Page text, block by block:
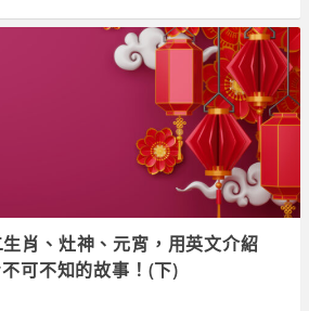
生肖、灶神、元宵，用英文介紹
可不知的故事！(下)